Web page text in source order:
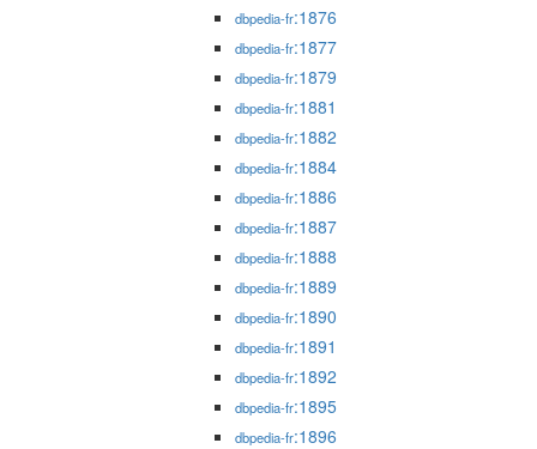
dbpedia-fr:1876
dbpedia-fr:1877
dbpedia-fr:1879
dbpedia-fr:1881
dbpedia-fr:1882
dbpedia-fr:1884
dbpedia-fr:1886
dbpedia-fr:1887
dbpedia-fr:1888
dbpedia-fr:1889
dbpedia-fr:1890
dbpedia-fr:1891
dbpedia-fr:1892
dbpedia-fr:1895
dbpedia-fr:1896